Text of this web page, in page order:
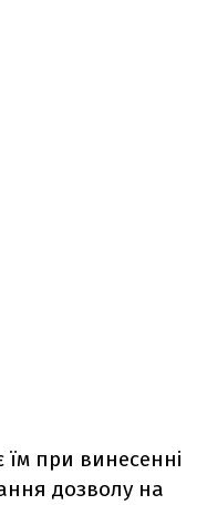
при винесенні
дозволу на